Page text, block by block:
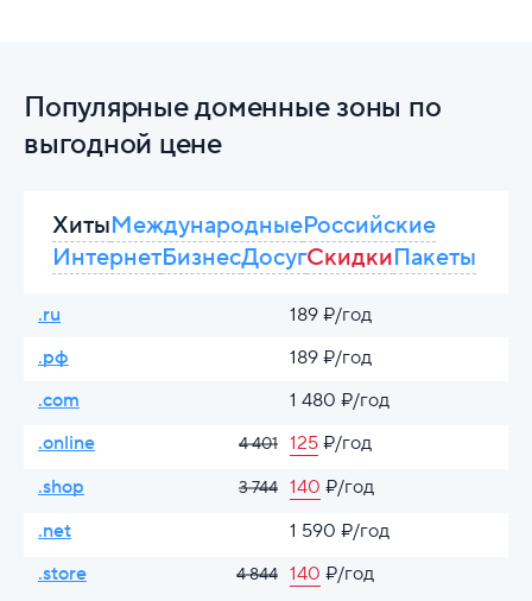
Популярные доменные зоны по
выгодной цене
ХитыМеждународныеРоссийские
ИнтернетБизнесДосугСкидкиПакеты
.ru
189 ₽/год
.рф
189 ₽/год
.com
1 480 ₽/год
.online
4 401 125 ₽/год
.shop
3 744 140 ₽/год
.net
1 590 ₽/год
.store
4 844 140 ₽/год